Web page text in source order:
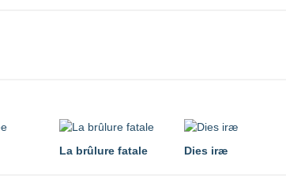
La brûlure fatale Dies iræ